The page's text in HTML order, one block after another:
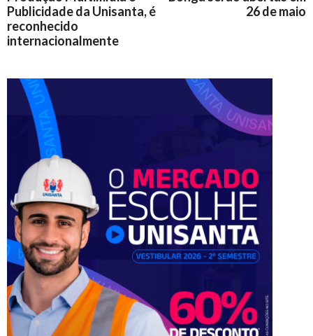
Publicidade da Unisanta, é
reconhecido
internacionalmente
26 de maio